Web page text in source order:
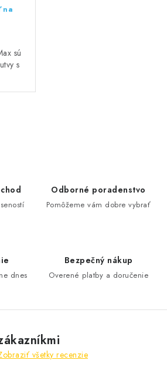
na
sú
s
Odborné poradenstvo
Pomôžeme vám dobre vybrať
dnes
Bezpečný nákup
Overené platby a doručenie
všetky recenzie